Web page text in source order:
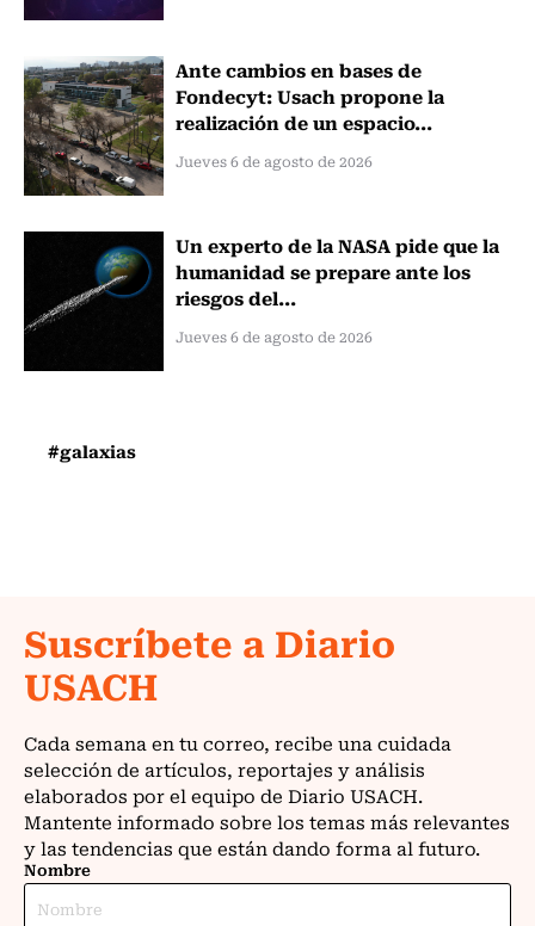
Ante cambios en bases de
Fondecyt: Usach propone la
realización de un espacio...
Jueves 6 de agosto de 2026
Un experto de la NASA pide que la
humanidad se prepare ante los
riesgos del...
Jueves 6 de agosto de 2026
#galaxias